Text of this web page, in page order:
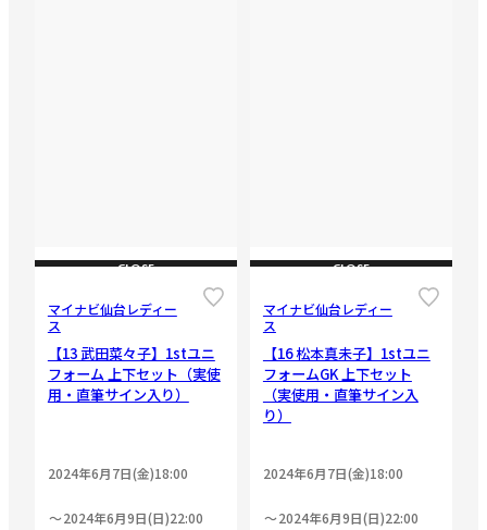
CLOSE
マイナビ仙台レディー
ス
【13 武田菜々子】1stユニ
フォーム 上下セット（実使
用・直筆サイン入り）
2024年6月7日(金)18:00
2024年6月9日(日)22:00
CLOSE
マイナビ仙台レディー
ス
【16 松本真未子】1stユニ
フォームGK 上下セット
（実使用・直筆サイン入
り）
2024年6月7日(金)18:00
2024年6月9日(日)22:00